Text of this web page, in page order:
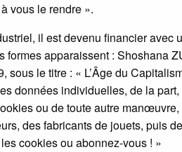
vous le rendre ».
il est devenu financier avec
apparaissent : Shoshana
le titre : « L’Âge du
données individuelles, de la
ou de toute autre
des fabricants de jouets, puis
cookies ou abonnez-vous ! »